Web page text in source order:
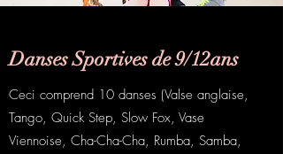
Danses Sportives de 9/12ans
Ceci comprend 10 danses (Valse anglaise,
Tango, Quick Step, Slow Fox, Vase
Viennoise, Cha-Cha-Cha, Rumba, Samba,